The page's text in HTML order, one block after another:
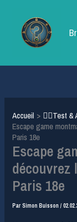
contenu
Accueil 🕵️‍♂️Test &
Escape game
Paris 18e
Escape
découvrez
Paris 18e
ParSimon Buisson/